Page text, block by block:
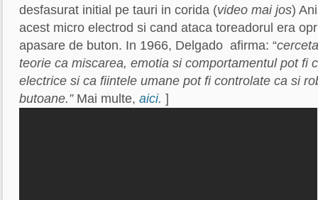
desfasurat initial pe tauri in corida (video mai jos)
acest micro electrod si cand ataca toreadorul era
apasare de buton. In 1966, Delgado afirma: “
teorie ca miscarea, emotia si comportamentul pot fi
electrice si ca fiintele umane pot fi controlate ca si
butoane.” Mai multe, aici. ]